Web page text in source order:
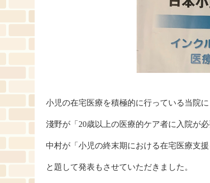
小児の在宅医療を積極的に行っている当院
淺野が「20歳以上の医療的ケア者に入院が必
中村が「小児の終末期における在宅医療支援
と題して発表もさせていただきました。